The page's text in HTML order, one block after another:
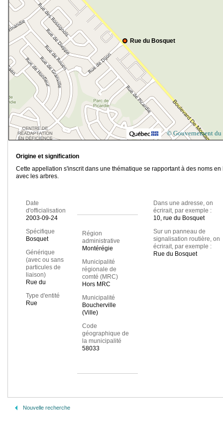
Rue du Bosquet
© Gouvernement du
Origine et signification
Cette appellation s'inscrit dans une thématique se rapportant à des noms en
avec les arbres.
Date
d'officialisation
2003-09-24
Spécifique
Bosquet
Générique
(avec ou sans
particules de
liaison)
Rue du
Type d'entité
Rue
Région
administrative
Montérégie
Municipalité
régionale de
comté (MRC)
Hors MRC
Municipalité
Boucherville
(Ville)
Code
géographique de
la municipalité
58033
Dans une adresse, on
écrirait, par exemple :
10, rue du Bosquet
Sur un panneau de
signalisation routière, on
écrirait, par exemple :
Rue du Bosquet
Nouvelle recherche